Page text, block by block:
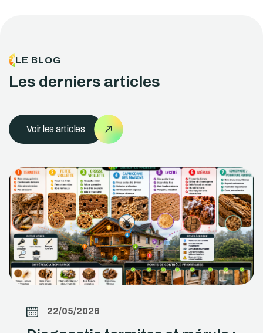
LE BLOG
Les derniers articles
Voir les articles
22/05/2026